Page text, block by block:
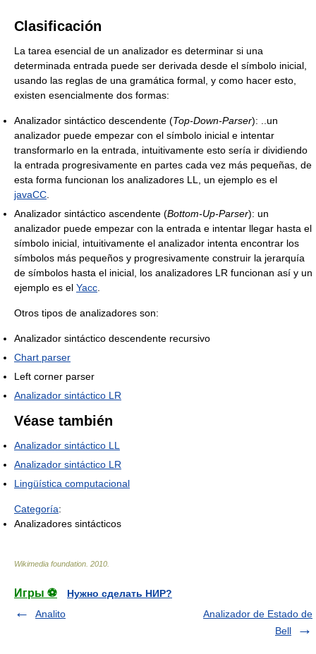
Clasificación
La tarea esencial de un analizador es determinar si una
determinada entrada puede ser derivada desde el símbolo inicial,
usando las reglas de una gramática formal, y como hacer esto,
existen esencialmente dos formas:
Analizador sintáctico descendente (Top-Down-Parser): ..un
analizador puede empezar con el símbolo inicial e intentar
transformarlo en la entrada, intuitivamente esto sería ir dividiendo
la entrada progresivamente en partes cada vez más pequeñas, de
esta forma funcionan los analizadores LL, un ejemplo es el
javaCC
Analizador sintáctico ascendente (Bottom-Up-Parser): un
analizador puede empezar con la entrada e intentar llegar hasta el
símbolo inicial, intuitivamente el analizador intenta encontrar los
símbolos más pequeños y progresivamente construir la jerarquía
de símbolos hasta el inicial, los analizadores LR funcionan así y un
ejemplo es el Yacc
Otros tipos de analizadores son:
Analizador sintáctico descendente recursivo
Chart parser
Left corner parser
Analizador sintáctico LR
Véase también
Analizador sintáctico LL
Analizador sintáctico LR
Lingüística computacional
Categoría:
Analizadores sintácticos
Wikimedia foundation 2010
Игры ⚽
Нужно сделать НИР?
Analito
Analizador de Estado de
Bell